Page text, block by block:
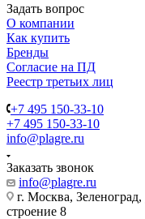
Задать вопрос
О компании
Как купить
Бренды
Согласие на ПД
Реестр третьих лиц
+7 495 150-33-10
+7 495 150-33-10
info@plagre.ru
Заказать звонок
info@plagre.ru
г. Москва,
строение 8